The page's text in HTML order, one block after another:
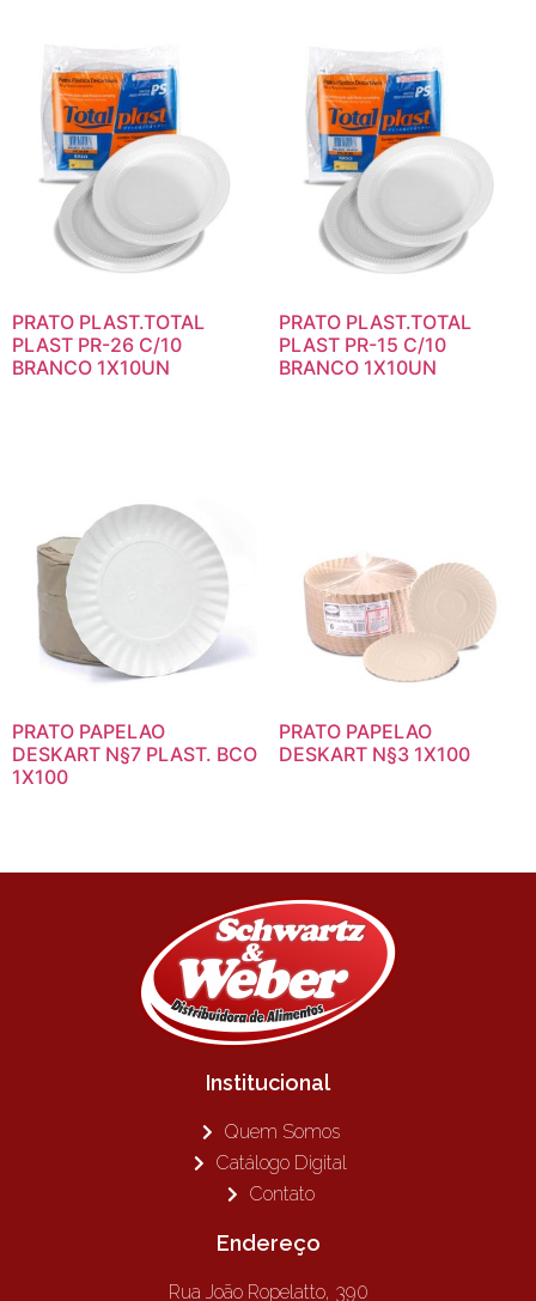
PRATO PLAST.TOTAL
PLAST PR-26 C/10
BRANCO 1X10UN
PRATO PLAST.TOTAL
PLAST PR-15 C/10
BRANCO 1X10UN
PRATO PAPELAO
DESKART N§7 PLAST. BCO
1X100
PRATO PAPELAO
DESKART N§3 1X100
Institucional
Quem Somos
Catálogo Digital
Contato
Endereço
Rua João Ropelatto, 390